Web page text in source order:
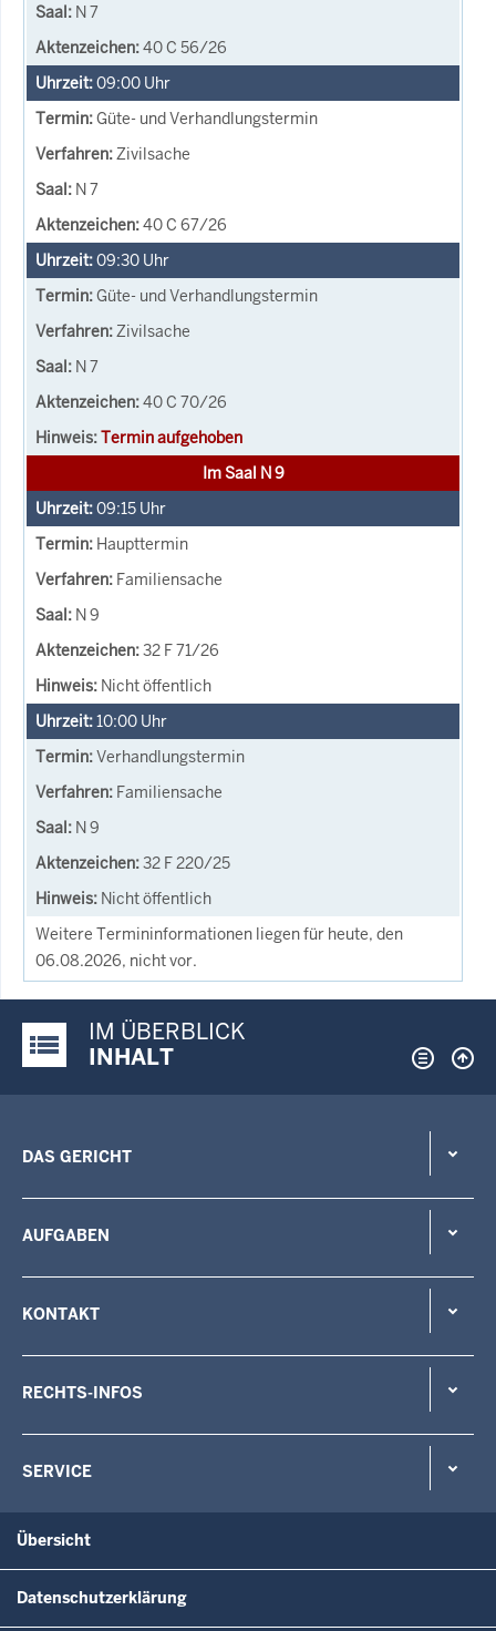
N 7
40 C 56/26
09:00 Uhr
Güte- und Verhandlungstermin
Zivilsache
N 7
40 C 67/26
09:30 Uhr
Güte- und Verhandlungstermin
Zivilsache
N 7
40 C 70/26
Termin aufgehoben
Im Saal N 9
09:15 Uhr
Haupttermin
Familiensache
N 9
32 F 71/26
Nicht öffentlich
10:00 Uhr
Verhandlungstermin
Familiensache
N 9
32 F 220/25
Nicht öffentlich
Weitere Termininformationen liegen für heute, den
06.08.2026, nicht vor.
Justiz-Portal im Überblick:
IM ÜBERBLICK
INHALT
DAS GERICHT
AUFGABEN
KONTAKT
RECHTS-INFOS
SERVICE
Übersicht
Datenschutzerklärung